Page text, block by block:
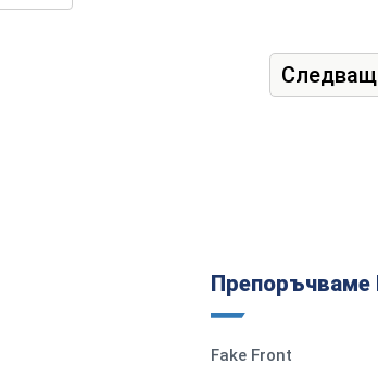
Препоръчваме
Fake Front